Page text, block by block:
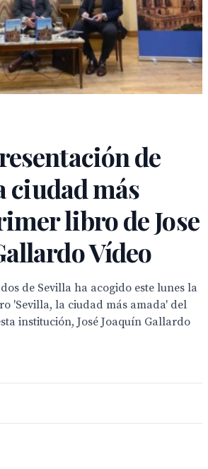
de
ciudad más
libro de Jose
Vídeo
de Sevilla ha acogido este lunes la
'Sevilla, la ciudad más amada' del
institución, José Joaquín Gallardo